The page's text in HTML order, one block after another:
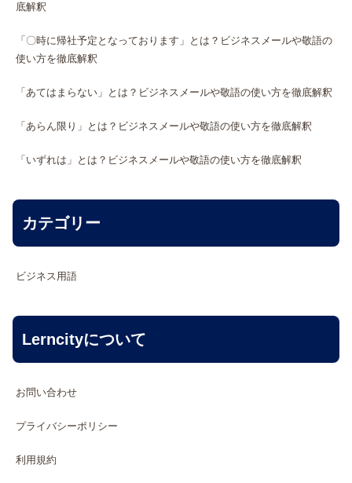
底解釈
「〇時に帰社予定となっております」とは？ビジネスメールや敬語の
使い方を徹底解釈
「あてはまらない」とは？ビジネスメールや敬語の使い方を徹底解釈
「あらん限り」とは？ビジネスメールや敬語の使い方を徹底解釈
「いずれは」とは？ビジネスメールや敬語の使い方を徹底解釈
カテゴリー
ビジネス用語
Lerncityについて
お問い合わせ
プライバシーポリシー
利用規約